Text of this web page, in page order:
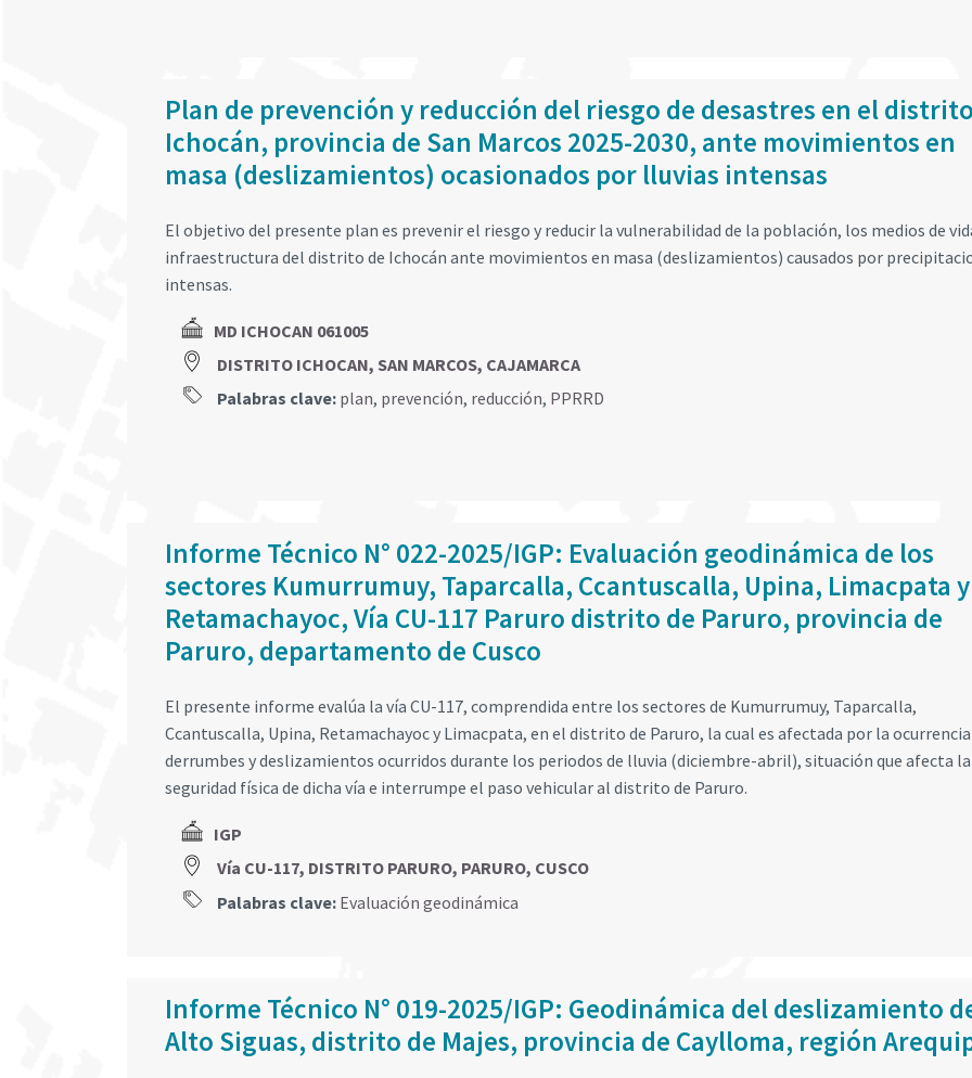
Plan de prevención y reducción del riesgo de desastres en el
Ichocán, provincia de San Marcos 2025-2030, ante movimientos en
masa (deslizamientos) ocasionados por lluvias intensas
El objetivo del presente plan es prevenir el riesgo y reducir la vulnerabilidad de la población, los medios de
infraestructura del distrito de Ichocán ante movimientos en masa (deslizamientos) causados por
intensas.
MD ICHOCAN 061005
DISTRITO ICHOCAN, SAN MARCOS, CAJAMARCA
Palabras clave: plan, prevención, reducción, PPRRD
Informe Técnico N° 022-2025/IGP: Evaluación geodinámica de los
sectores Kumurrumuy, Taparcalla, Ccantuscalla, Upina, Limacpata y
Retamachayoc, Vía CU-117 Paruro distrito de Paruro, provincia de
Paruro, departamento de Cusco
El presente informe evalúa la vía CU-117, comprendida entre los sectores de Kumurrumuy, Taparcalla,
Ccantuscalla, Upina, Retamachayoc y Limacpata, en el distrito de Paruro, la cual es afectada por la
derrumbes y deslizamientos ocurridos durante los periodos de lluvia (diciembre-abril), situación que afecta la
seguridad física de dicha vía e interrumpe el paso vehicular al distrito de Paruro.
IGP
Vía CU-117, DISTRITO PARURO, PARURO, CUSCO
Palabras clave: Evaluación geodinámica
Informe Técnico N° 019-2025/IGP: Geodinámica del deslizamiento
Alto Siguas, distrito de Majes, provincia de Caylloma, región